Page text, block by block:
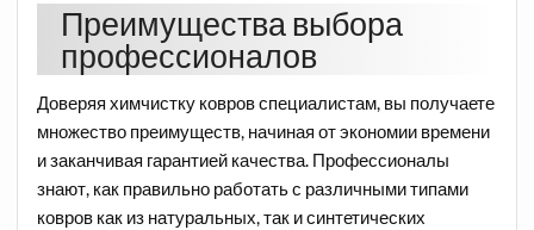
Преимущества выбора
профессионалов
Доверяя химчистку ковров специалистам, вы получаете
множество преимуществ, начиная от экономии времени
и заканчивая гарантией качества. Профессионалы
знают, как правильно работать с различными типами
ковров как из натуральных, так и синтетических